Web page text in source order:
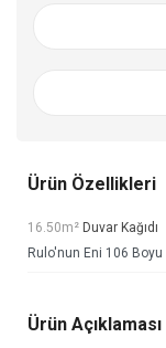
Ürün Özellikleri
16.50m² Duvar Kağıdı
Rulo'nun Eni 106
Ürün Açıklaması